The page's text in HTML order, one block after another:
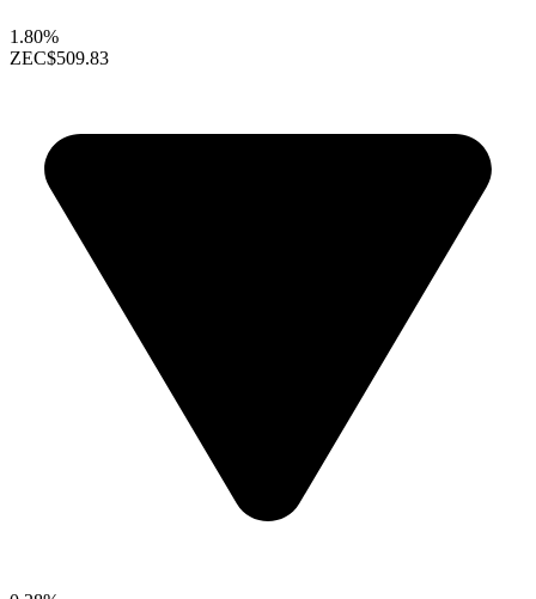
1.80%
ZEC$509.83